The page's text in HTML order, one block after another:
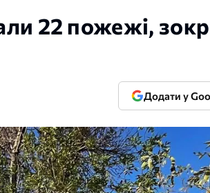
22 пожежі,
Додати у